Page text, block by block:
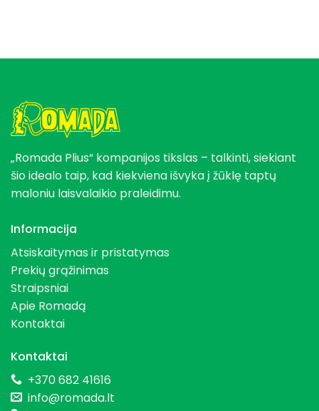
„Romada Plius“ kompanijos tikslas – talkinti, siekiant
šio idealo taip, kad kiekviena išvyka į žūklę taptų
maloniu laisvalaikio praleidimu.
Informacija
Atsiskaitymas ir pristatymas
Prekių grąžinimas
Straipsniai
Apie Romadą
Kontaktai
Kontaktai
+370 682 41616
info@romada.lt